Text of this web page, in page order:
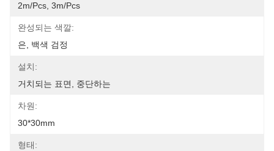
2m/pcs, 3m/pcs
완성되는 색깔:
은, 백색 검정
설치:
거치되는 표면, 중단하는
차원:
30*30mm
형태: